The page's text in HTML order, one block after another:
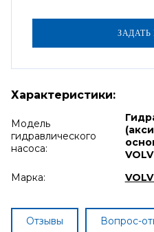
Характеристики:
Модель
гидравлического
насоса:
Марка:
Отзывы Вопрос-